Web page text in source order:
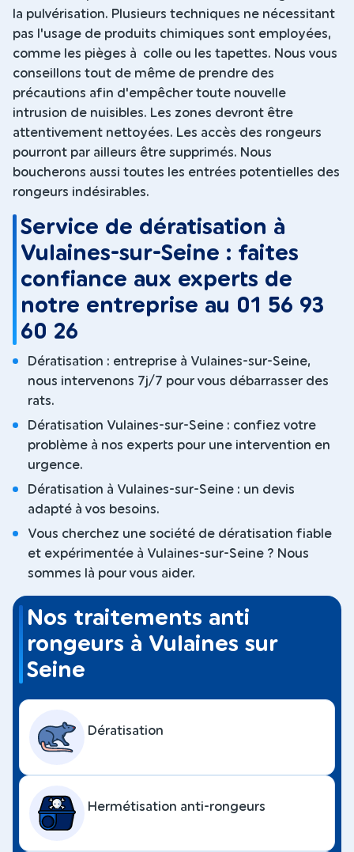
la pulvérisation. Plusieurs techniques ne nécessitant
pas l'usage de produits chimiques sont employées,
comme les pièges à colle ou les tapettes. Nous vous
conseillons tout de même de prendre des
précautions afin d'empêcher toute nouvelle
intrusion de nuisibles. Les zones devront être
attentivement nettoyées. Les accès des rongeurs
pourront par ailleurs être supprimés. Nous
boucherons aussi toutes les entrées potentielles des
rongeurs indésirables.
Service de dératisation à
Vulaines-sur-Seine : faites
confiance aux experts de
notre entreprise au 01 56 93
60 26
Dératisation : entreprise à Vulaines-sur-Seine,
nous intervenons 7j/7 pour vous débarrasser des
rats.
Dératisation Vulaines-sur-Seine : confiez votre
problème à nos experts pour une intervention en
urgence.
Dératisation à Vulaines-sur-Seine : un devis
adapté à vos besoins.
Vous cherchez une société de dératisation fiable
et expérimentée à Vulaines-sur-Seine ? Nous
sommes là pour vous aider.
Nos traitements anti
rongeurs à Vulaines sur
Seine
Dératisation
Hermétisation anti-rongeurs